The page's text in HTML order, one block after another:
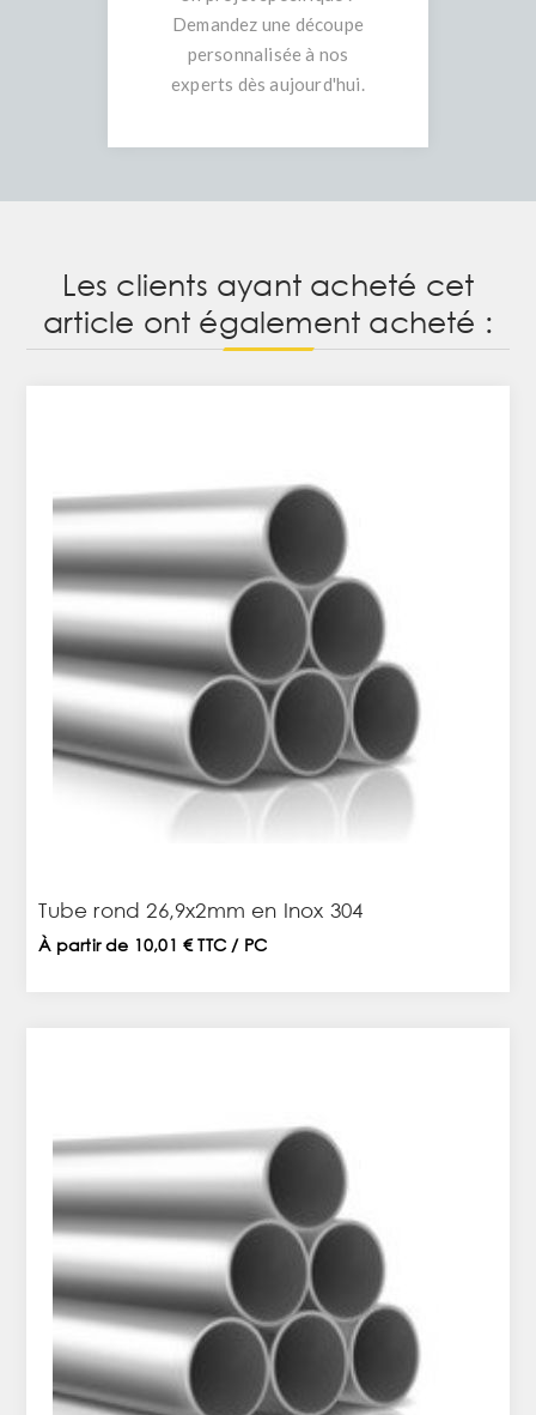
Demandez une découpe
personnalisée à nos
experts dès aujourd'hui.
Les clients ayant acheté cet
article ont également acheté :
Tube rond 26,9x2mm en Inox 304
À partir de 10,01 € TTC / PC